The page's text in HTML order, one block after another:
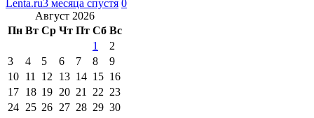
Lenta.ru3 месяца спустя 0
Август 2026
Пн Вт Ср Чт Пт Сб Вс
1
2
3
4 5 6 7 8
9
10 11 12 13 14 15 16
17 18 19 20 21 22 23
24 25 26 27 28 29 30